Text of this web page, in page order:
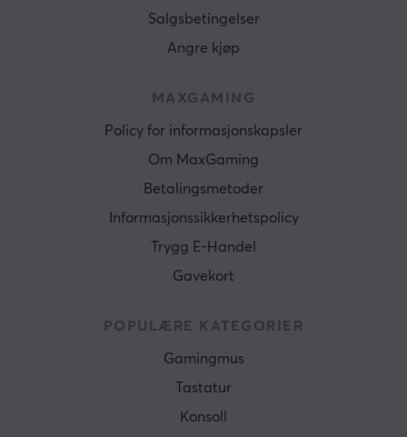
Salgsbetingelser
Angre kjøp
MAXGAMING
Policy for informasjonskapsler
Om MaxGaming
Betalingsmetoder
Informasjonssikkerhetspolicy
Trygg E-Handel
Gavekort
POPULÆRE KATEGORIER
Gamingmus
Tastatur
Konsoll